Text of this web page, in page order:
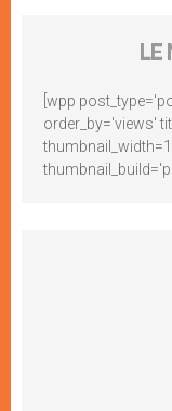
LE
[wpp
order_by='views'